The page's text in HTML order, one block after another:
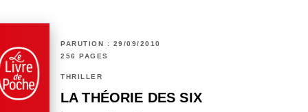
PARUTION : 29/09/2010
256 PAGES
THRILLER
LA THÉORIE DES SIX